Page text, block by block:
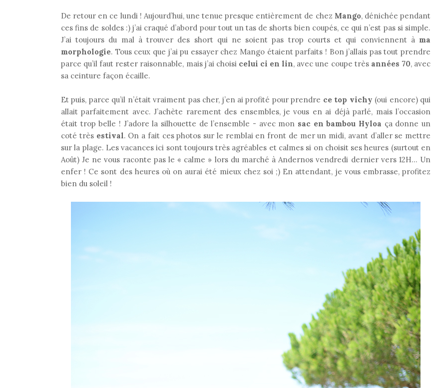
De retour en ce lundi ! Aujourd’hui, une tenue presque entièrement de chez Mango, dénichée pendant
ces fins de soldes :) j’ai craqué d’abord pour tout un tas de shorts bien coupés, ce qui n’est pas si simple.
J’ai toujours du mal à trouver des short qui ne soient pas trop courts et qui conviennent à ma
morphologie. Tous ceux que j’ai pu essayer chez Mango étaient parfaits ! Bon j’allais pas tout prendre
parce qu’il faut rester raisonnable, mais j’ai choisi celui ci en lin, avec une coupe très années 70, avec
sa ceinture façon écaille.
Et puis, parce qu’il n’était vraiment pas cher, j’en ai profité pour prendre ce top vichy (oui encore) qui
allait parfaitement avec. J’achète rarement des ensembles, je vous en ai déjà parlé, mais l’occasion
était trop belle ! J’adore la silhouette de l’ensemble - avec mon sac en bambou Hyloa ça donne un
coté très estival. On a fait ces photos sur le remblai en front de mer un midi, avant d’aller se mettre
sur la plage. Les vacances ici sont toujours très agréables et calmes si on choisit ses heures (surtout en
Août) Je ne vous raconte pas le « calme » lors du marché à Andernos vendredi dernier vers 12H… Un
enfer ! Ce sont des heures où on aurai été mieux chez soi ;) En attendant, je vous embrasse, profitez
bien du soleil !